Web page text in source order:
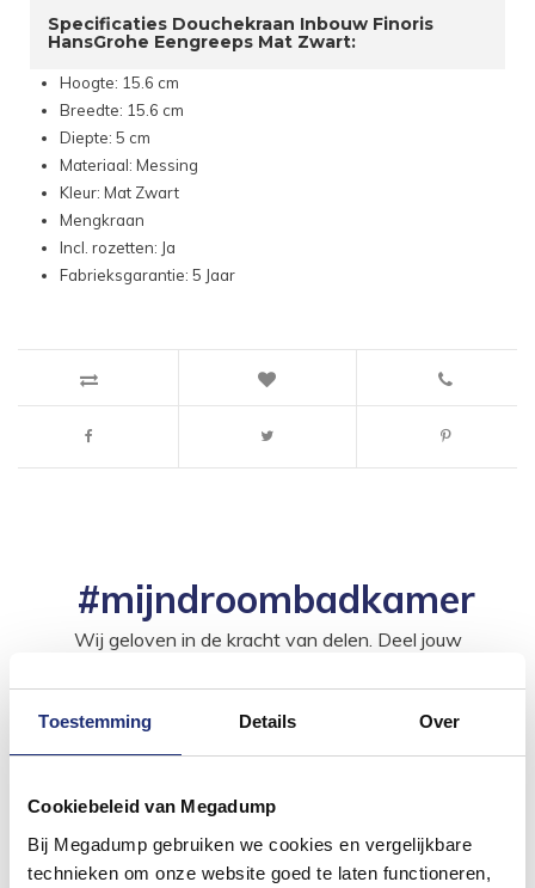
Toestemming Details Over
Cookiebeleid van Megadump
Bij Megadump gebruiken we cookies en vergelijkbare
technieken om onze website goed te laten functioneren,
Specificaties Douchekraan Inbouw Finoris
HansGrohe Eengreeps Mat Zwart:
Hoogte: 15.6 cm
Breedte: 15.6 cm
Diepte: 5 cm
Materiaal: Messing
Kleur: Mat Zwart
Mengkraan
Incl. rozetten: Ja
Fabrieksgarantie: 5 Jaar
#mijndroombadkamer
Wij geloven in de kracht van delen. Deel jouw
inspirerende omgeving vol met unieke
badkamerstijlen. Doe je mee?